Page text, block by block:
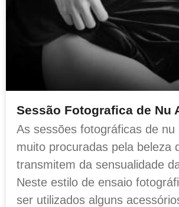
Sessão Fotografica de Nu
As sessões fotográficas de nu
muito procuradas pela beleza
transmitem da sensualidade
Neste estilo de ensaio
ser utilizados alguns